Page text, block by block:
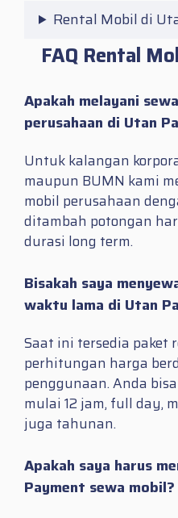
Rental Mobil di
FAQ Rental
Apakah melayani
perusahaan di Utan
Untuk kalangan
maupun BUMN kami
mobil perusahaan
ditambah potongan
durasi long term.
Bisakah saya
waktu lama di Utan
Saat ini tersedia paket
perhitungan harga
penggunaan. Anda
mulai 12 jam, full day,
juga tahunan.
Apakah saya harus
Payment sewa mobil?